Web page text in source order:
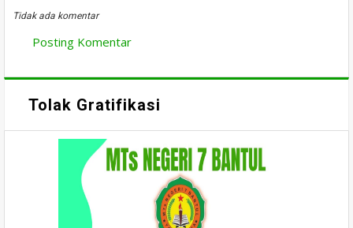
Tidak ada komentar
Posting Komentar
Tolak Gratifikasi